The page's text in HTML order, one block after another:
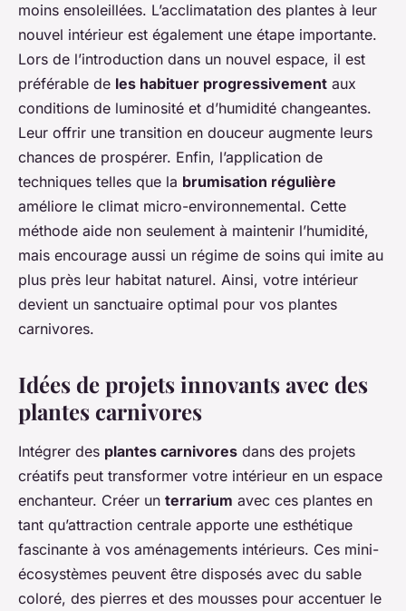
moins ensoleillées. L’acclimatation des plantes à leur
nouvel intérieur est également une étape importante.
Lors de l’introduction dans un nouvel espace, il est
préférable de les habituer progressivement aux
conditions de luminosité et d’humidité changeantes.
Leur offrir une transition en douceur augmente leurs
chances de prospérer. Enfin, l’application de
techniques telles que la brumisation régulière
améliore le climat micro-environnemental. Cette
méthode aide non seulement à maintenir l’humidité,
mais encourage aussi un régime de soins qui imite au
plus près leur habitat naturel. Ainsi, votre intérieur
devient un sanctuaire optimal pour vos plantes
carnivores.
Idées de projets innovants avec des
plantes carnivores
Intégrer des plantes carnivores dans des projets
créatifs peut transformer votre intérieur en un espace
enchanteur. Créer un terrarium avec ces plantes en
tant qu’attraction centrale apporte une esthétique
fascinante à vos aménagements intérieurs. Ces mini-
écosystèmes peuvent être disposés avec du sable
coloré, des pierres et des mousses pour accentuer le